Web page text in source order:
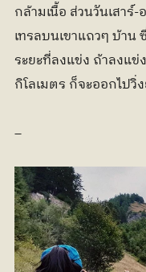
กล้ามเนื้อ ส่วนวันเสาร์
เทรลบนเขาแถวๆ บ้า
ระยะที่ลงแข่ง ถ้าลงแข่
กิโลเมตร ก็จะออกไป
_